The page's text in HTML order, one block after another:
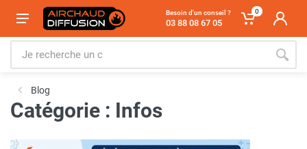
Besoin d'un conseil ?
03 88 08 67 05
0
Blog
Catégorie : Infos